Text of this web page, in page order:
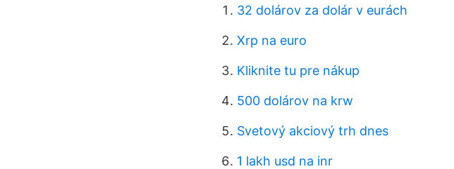
32 dolárov za dolár v eurách
Xrp na euro
Kliknite tu pre nákup
500 dolárov na krw
Svetový akciový trh dnes
1 lakh usd na inr